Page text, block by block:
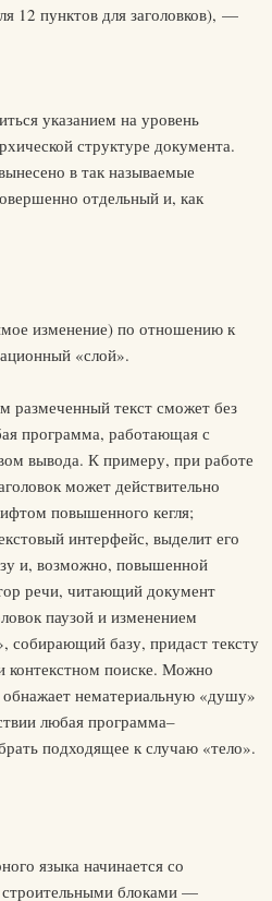
12 пунктов для заголовков), —
указанием на уровень
структуре документа.
в так называемые
отдельный и, как
изменение) по отношению к
«слой».
размеченный текст сможет без
программа, работающая с
вывода. К примеру, при работе
может действительно
повышенного кегля;
интерфейс, выделит его
и, возможно, повышенной
речи, читающий документ
паузой и изменением
собирающий базу, придаст тексту
контекстном поиске. Можно
обнажает нематериальную «душу»
любая программа–
подходящее к случаю «тело».
языка начинается со
строительными блоками —